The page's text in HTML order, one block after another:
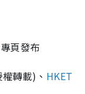
頁發布
轉載)、 HKET